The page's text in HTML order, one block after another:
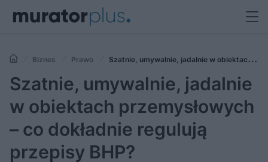
Biznes Prawo
Szatnie, umywalnie, jadalnie w obiektach
przemysłowych – co dokładnie regulują przepisy BHP?
Szatnie, umywalnie, jadalnie
w obiektach przemysłowych
– co dokładnie regulują
przepisy BHP?